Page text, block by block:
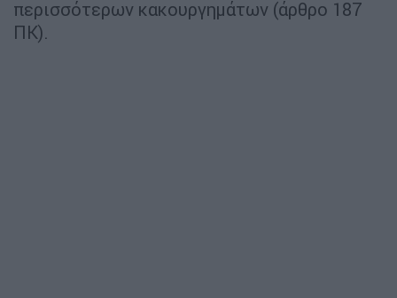
περισσότερων κακουργημάτων (άρθρο 187
ΠΚ).